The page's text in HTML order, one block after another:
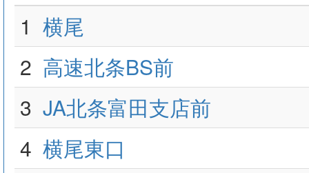
1 横尾
2 高速北条BS前
3 JA北条富田支店前
4 横尾東口